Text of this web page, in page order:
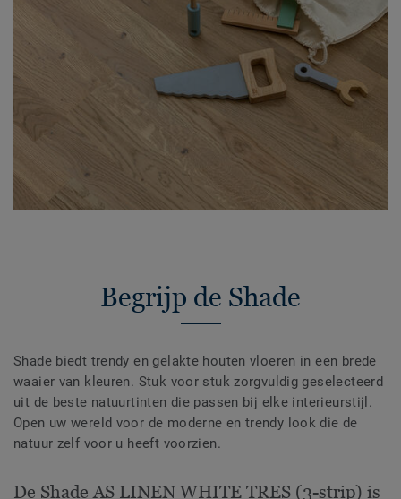
Begrijp de Shade
Shade biedt trendy en gelakte houten vloeren in een brede
waaier van kleuren. Stuk voor stuk zorgvuldig geselecteerd
uit de beste natuurtinten die passen bij elke interieurstijl.
Open uw wereld voor de moderne en trendy look die de
natuur zelf voor u heeft voorzien.
De Shade AS LINEN WHITE TRES (3-strip) is